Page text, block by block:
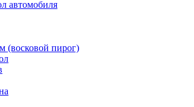
автомобиля
(восковой пирог)